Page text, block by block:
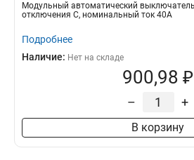
Модульный автоматический
отключения C, номинальный ток 40А
Подробнее
Наличие: Нет на складе
900,98 ₽
– +
В корзину